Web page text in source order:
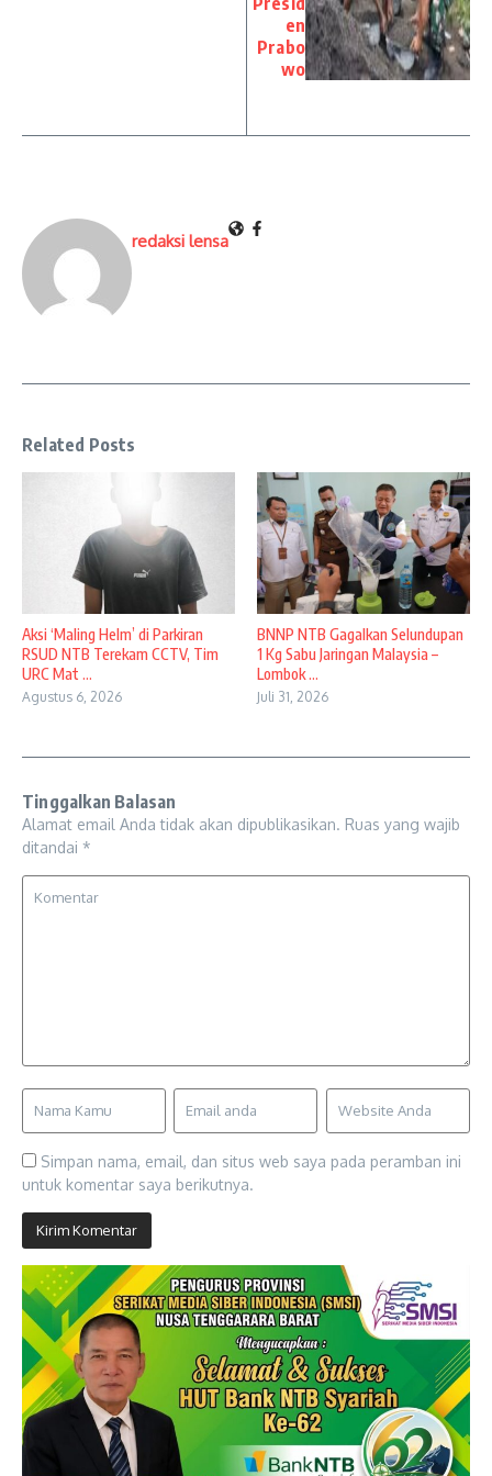
en
Prabo
wo
redaksi lensa
Related Posts
Aksi ‘Maling Helm’ di Parkiran
RSUD NTB Terekam CCTV, Tim
URC Mat ...
Agustus 6, 2026
BNNP NTB Gagalkan Selundupan
1 Kg Sabu Jaringan Malaysia –
Lombok ...
Juli 31, 2026
Tinggalkan Balasan
Alamat email Anda tidak akan dipublikasikan. Ruas yang wajib
ditandai *
Simpan nama, email, dan situs web saya pada peramban ini
untuk komentar saya berikutnya.